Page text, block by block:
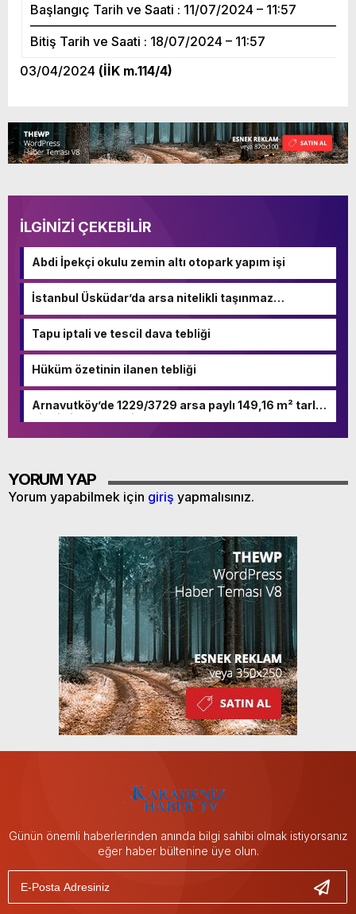
Başlangıç Tarih ve Saati : 11/07/2024 – 11:57
Bitiş Tarih ve Saati : 18/07/2024 – 11:57
03/04/2024 (İİK m.114/4)
İLGİNİZİ ÇEKEBİLİR
Abdi İpekçi okulu zemin altı otopark yapım işi
İstanbul Üsküdar’da arsa nitelikli taşınmaz
Tapu iptali ve tescil dava tebliği
Hüküm özetinin ilanen tebliği
Arnavutköy’de 1229/3729 arsa paylı 149,16 m² tarla
nitelikli taşınmaz icradan satılıktır
YORUM YAP
Yorum yapabilmek için giriş yapmalısınız.
Günün önemli haberlerinden anında bilgi sahibi olmak istiyorsanız
eğer haber bültenine üye olun.